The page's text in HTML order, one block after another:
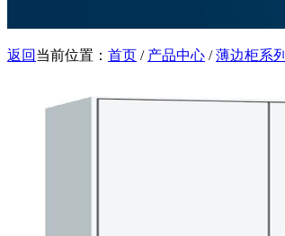
返回 当前位置： 首页 / 产品中心 /薄边柜系列